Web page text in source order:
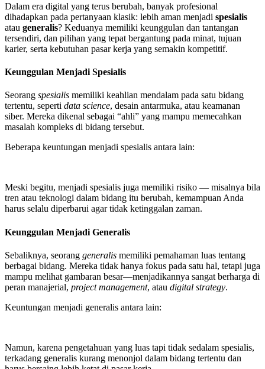
Dalam era digital yang terus berubah, banyak profesional
dihadapkan pada pertanyaan klasik: lebih aman menjadi spesialis
atau generalis? Keduanya memiliki keunggulan dan tantangan
tersendiri, dan pilihan yang tepat bergantung pada minat, tujuan
karier, serta kebutuhan pasar kerja yang semakin kompetitif.
Keunggulan Menjadi Spesialis
Seorang spesialis memiliki keahlian mendalam pada satu bidang
tertentu, seperti data science, desain antarmuka, atau keamanan
siber. Mereka dikenal sebagai “ahli” yang mampu memecahkan
masalah kompleks di bidang tersebut.
Beberapa keuntungan menjadi spesialis antara lain:
Meski begitu, menjadi spesialis juga memiliki risiko — misalnya bila
tren atau teknologi dalam bidang itu berubah, kemampuan Anda
harus selalu diperbarui agar tidak ketinggalan zaman.
Keunggulan Menjadi Generalis
Sebaliknya, seorang generalis memiliki pemahaman luas tentang
berbagai bidang. Mereka tidak hanya fokus pada satu hal, tetapi juga
mampu melihat gambaran besar—menjadikannya sangat berharga di
peran manajerial, project management, atau digital strategy.
Keuntungan menjadi generalis antara lain:
Namun, karena pengetahuan yang luas tapi tidak sedalam spesialis,
terkadang generalis kurang menonjol dalam bidang tertentu dan